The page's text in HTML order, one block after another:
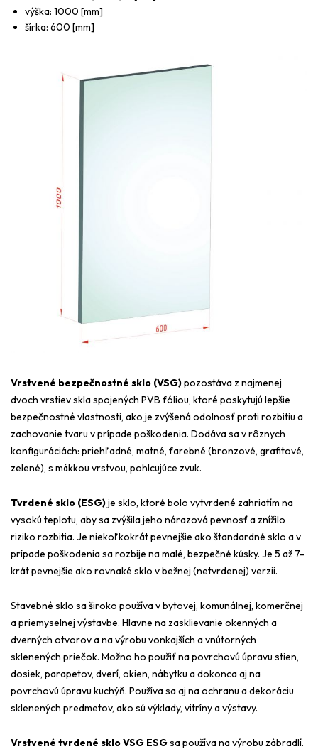
výška: 1000 [mm]
šírka: 600 [mm]
Vrstvené bezpečnostné sklo (VSG)pozostáva z najmenej
dvoch vrstiev skla spojených PVB fóliou, ktoré poskytujú lepšie
bezpečnostné vlastnosti, ako je zvýšená odolnosť proti rozbitiu a
zachovanie tvaru v prípade poškodenia. Dodáva sa v rôznych
konfiguráciách: priehľadné, matné, farebné (bronzové, grafitové,
zelené), s mäkkou vrstvou, pohlcujúce zvuk.
Tvrdené sklo (ESG)je sklo, ktoré bolo vytvrdené zahriatím na
vysokú teplotu, aby sa zvýšila jeho nárazová pevnosť a znížilo
riziko rozbitia. Je niekoľkokrát pevnejšie ako štandardné sklo a v
prípade poškodenia sa rozbije na malé, bezpečné kúsky. Je 5 až 7-
krát pevnejšie ako rovnaké sklo v bežnej (netvrdenej) verzii.
Stavebné sklo sa široko používa v bytovej, komunálnej, komerčnej
a priemyselnej výstavbe. Hlavne na zasklievanie okenných a
dverných otvorov a na výrobu vonkajších a vnútorných
sklenených priečok. Možno ho použiť na povrchovú úpravu stien,
dosiek, parapetov, dverí, okien, nábytku a dokonca aj na
povrchovú úpravu kuchýň. Používa sa aj na ochranu a dekoráciu
sklenených predmetov, ako sú výklady, vitríny a výstavy.
Vrstvené tvrdené sklo VSG ESGsa používa na výrobu zábradlí.